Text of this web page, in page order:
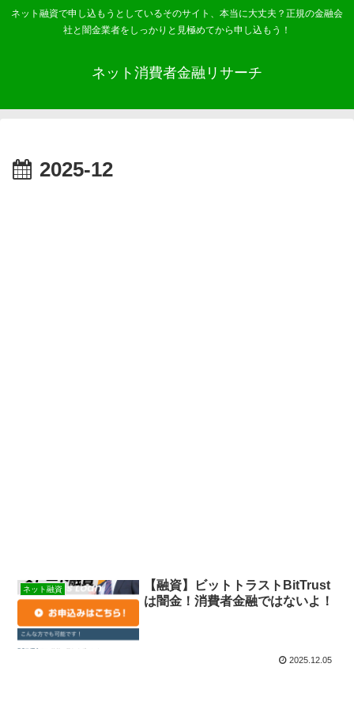
ネット融資で申し込もうとしているそのサイト、本当に大丈夫？正規の金融会
社と闇金業者をしっかりと見極めてから申し込もう！
ネット消費者金融リサーチ
2025-12
ネット融資
【融資】ビットトラストBitTrust
は闇金！消費者金融ではないよ！
2025.12.05